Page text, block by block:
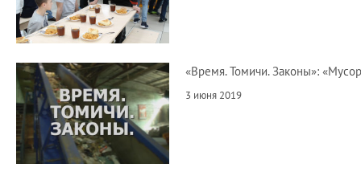
«Время. Томичи. Законы»:
3 июня 2019